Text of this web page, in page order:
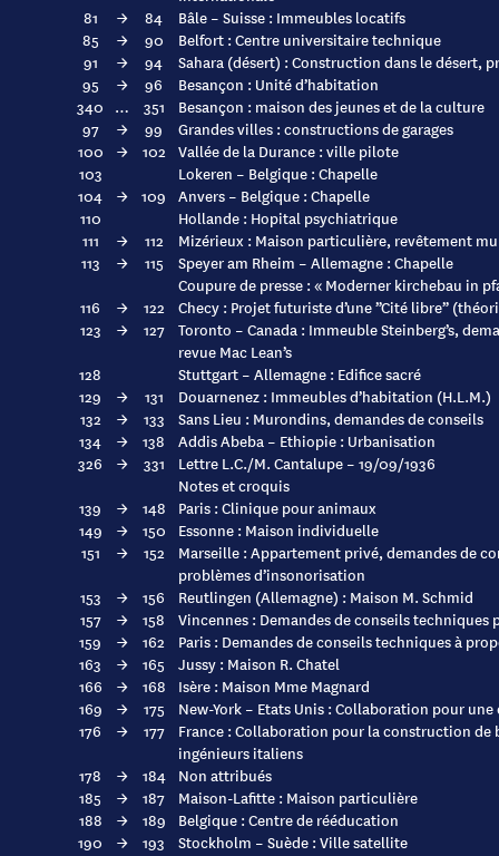
81
→ 84
Bâle – Suisse : Immeubles locatifs
85
→ 90
Belfort : Centre universitaire technique
91
→ 94
Sahara (désert) : Construction dans le désert,
95
→ 96
Besançon : Unité d’habitation
340 … 351
Besançon : maison des jeunes et de la culture
97
→ 99
Grandes villes : constructions de garages
100
→ 102 Vallée de la Durance : ville pilote
103
Lokeren – Belgique : Chapelle
104
→ 109 Anvers – Belgique : Chapelle
110
Hollande : Hopital psychiatrique
111
→ 112
Mizérieux : Maison particulière, revêtement
113
→ 115
Speyer am Rheim – Allemagne : Chapelle
Coupure de presse : « Moderner kirchebau in
116
→ 122
Checy : Projet futuriste d’une ”Cité libre”
123
→ 127
Toronto – Canada : Immeuble Steinberg’s,
revue Mac Lean’s
128
Stuttgart – Allemagne : Edifice sacré
129
→ 131
Douarnenez : Immeubles d’habitation (H.L.M.)
132
→ 133
Sans Lieu : Murondins, demandes de conseils
134
→ 138
Addis Abeba – Ethiopie : Urbanisation
326
→ 331
Lettre L.C./M. Cantalupe – 19/09/1936
Notes et croquis
139
→ 148
Paris : Clinique pour animaux
149
→ 150
Essonne : Maison individuelle
151
→ 152
Marseille : Appartement privé, demandes de
problèmes d’insonorisation
153
→ 156
Reutlingen (Allemagne) : Maison M. Schmid
157
→ 158
Vincennes : Demandes de conseils techniques
159
→ 162
Paris : Demandes de conseils techniques à
163
→ 165
Jussy : Maison R. Chatel
166
→ 168
Isère : Maison Mme Magnard
169
→ 175
New-York – Etats Unis : Collaboration pour une
176
→ 177
France : Collaboration pour la construction
ingénieurs italiens
178
→ 184
Non attribués
185
→ 187
Maison-Lafitte : Maison particulière
188
→ 189
Belgique : Centre de rééducation
190
→ 193
Stockholm – Suède : Ville satellite